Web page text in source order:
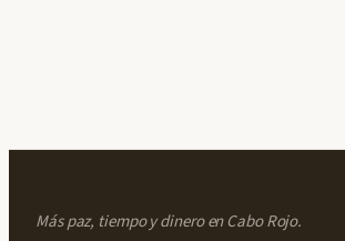
Más paz, tiempo y dinero en Cabo Rojo.